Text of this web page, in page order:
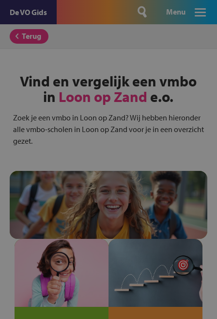
De VO Gids Menu
Terug
Vind en vergelijk een vmbo
in Loon op Zand e.o.
Zoek je een vmbo in Loon op Zand? Wij hebben hieronder
alle vmbo-scholen in Loon op Zand voor je in een overzicht
gezet.